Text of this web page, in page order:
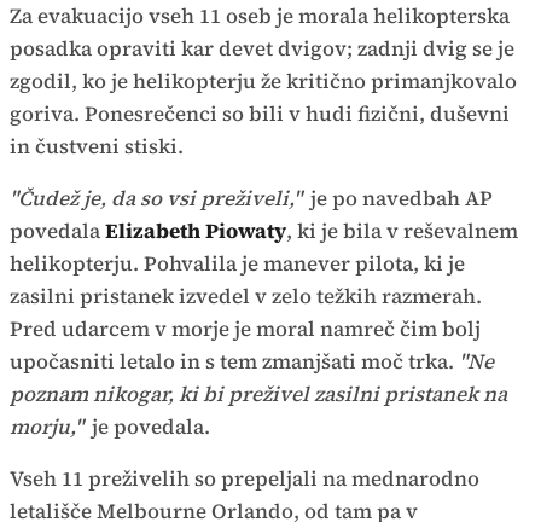
Za evakuacijo vseh 11 oseb je morala helikopterska
posadka opraviti kar devet dvigov; zadnji dvig se je
zgodil, ko je helikopterju že kritično primanjkovalo
goriva. Ponesrečenci so bili v hudi fizični, duševni
in čustveni stiski.
"Čudež je, da so vsi preživeli," je po navedbah AP
povedalaElizabeth Piowaty, ki je bila v reševalnem
helikopterju. Pohvalila je manever pilota, ki je
zasilni pristanek izvedel v zelo težkih razmerah.
Pred udarcem v morje je moral namreč čim bolj
upočasniti letalo in s tem zmanjšati moč trka. "Ne
poznam nikogar, ki bi preživel zasilni pristanek na
morju," je povedala.
Vseh 11 preživelih so prepeljali na mednarodno
letališče Melbourne Orlando, od tam pa v